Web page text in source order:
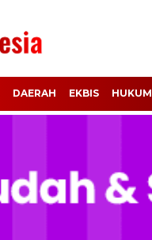
DAERAH EKBIS HUKUM